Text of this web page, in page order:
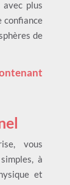
avec plus
confiance
de
vous
à
et